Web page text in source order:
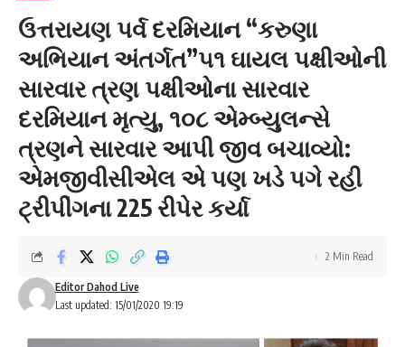
ઉત્તરાયણ પર્વ દરમિયાન “કરુણા
અભિયાન અંતર્ગત”૫૧ ઘાયલ પક્ષીઓની
સારવાર ત્રણ પક્ષીઓના સારવાર
દરમિયાન મૃત્યુ, ૧૦૮ એમ્બ્યુલન્સે
ત્રણને સારવાર આપી જીવ બચાવ્યો:
એમજીવીસીએલ એ પણ ખડે પગે રહી
ટ્રીપીંગના 225 રીપેર કર્યા
Last updated: 15/01/2020 19:19
Editor Dahod Live
2 Min Read